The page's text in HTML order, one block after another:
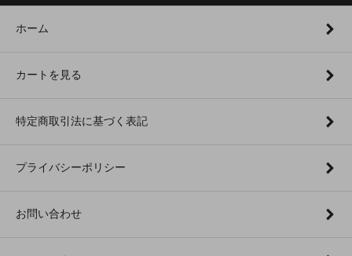
ホーム
カートを見る
特定商取引法に基づく表記
プライバシーポリシー
お問い合わせ